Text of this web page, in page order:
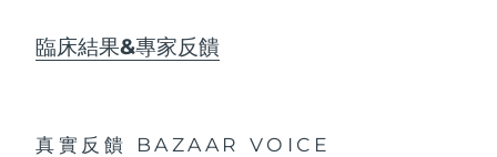
臨床結果&專家反饋
真實反饋 BAZAAR VOICE